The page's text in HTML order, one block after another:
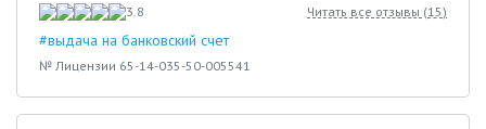
3.8 Читать все отзывы (15)
#выдача на банковский счет
№ Лицензии 65-14-035-50-005541